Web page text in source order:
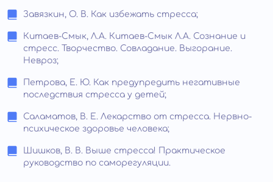
Завязкин, О. В. Как избежать стресса;
Китаев-Смык, Л.А. Китаев-Смык Л.А. Сознание и
стресс. Творчество. Совладание. Выгорание.
Невроз;
Петрова, Е. Ю. Как предупредить негативные
последствия стресса у детей;
Саламатов, В. Е. Лекарство от стресса. Нервно-
психическое здоровье человека;
Шишков, В. В. Выше стресса! Практическое
руководство по саморегуляции.